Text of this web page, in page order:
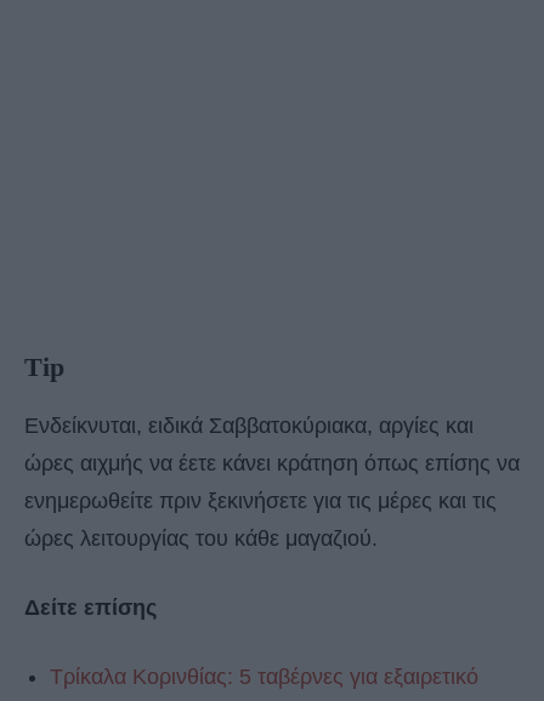
Tip
Ενδείκνυται, ειδικά Σαββατοκύριακα, αργίες και
ώρες αιχμής να έετε κάνει κράτηση όπως επίσης να
ενημερωθείτε πριν ξεκινήσετε για τις μέρες και τις
ώρες λειτουργίας του κάθε μαγαζιού.
Δείτε επίσης
Τρίκαλα Κορινθίας: 5 ταβέρνες για εξαιρετικό